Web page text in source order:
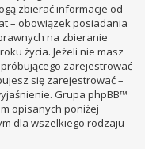
zbierać informacje od
– obowiązek posiadania
na zbieranie
życia. Jeżeli nie masz
zarejestrować
się zarejestrować –
Grupa phpBB™
opisanych poniżej
dla wszelkiego rodzaju